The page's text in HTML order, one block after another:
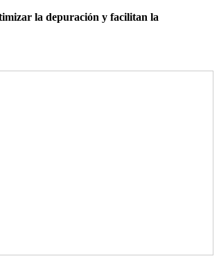
la depuración y facilitan la